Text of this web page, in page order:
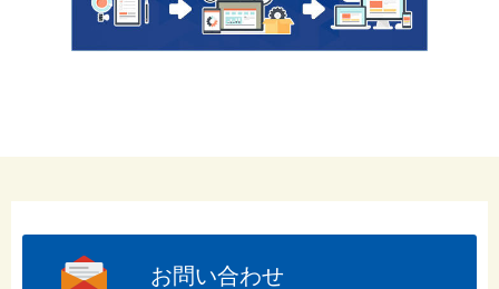
お問い合わせ